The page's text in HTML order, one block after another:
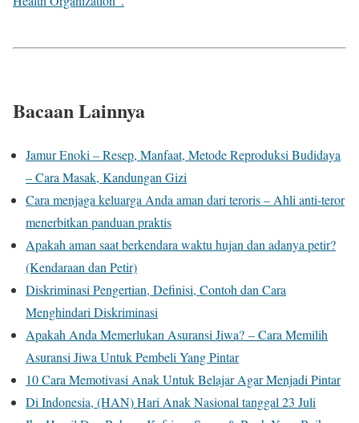
Bacaan Lainnya
Jamur Enoki – Resep, Manfaat, Metode Reproduksi Budidaya
– Cara Masak, Kandungan Gizi
Cara menjaga keluarga Anda aman dari teroris – Ahli anti-teror
menerbitkan panduan praktis
Apakah aman saat berkendara waktu hujan dan adanya petir?
(Kendaraan dan Petir)
Diskriminasi Pengertian, Definisi, Contoh dan Cara
Menghindari Diskriminasi
Apakah Anda Memerlukan Asuransi Jiwa? – Cara Memilih
Asuransi Jiwa Untuk Pembeli Yang Pintar
10 Cara Memotivasi Anak Untuk Belajar Agar Menjadi Pintar
Di Indonesia, (HAN) Hari Anak Nasional tanggal 23 Juli